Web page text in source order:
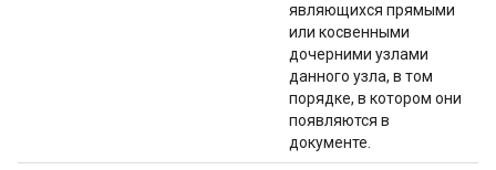
являющихся прямыми
или косвенными
дочерними узлами
данного узла, в том
порядке, в котором они
появляются в
документе.